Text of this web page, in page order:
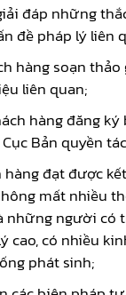
đáp những
đề pháp lý liên
hàng soạn
liên quan;
hàng đăng ký
Bản quyền
hàng đạt được
mất nhiều
những người có
cao, có nhiều
phát sinh;